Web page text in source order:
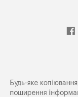
Будь-яке
поширення